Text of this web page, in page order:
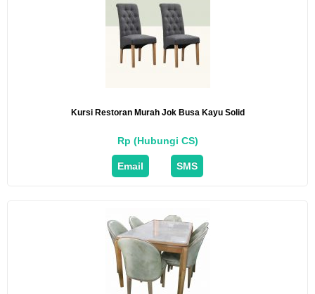
Kursi Restoran Murah Jok Busa Kayu Solid
Rp (Hubungi CS)
Email SMS